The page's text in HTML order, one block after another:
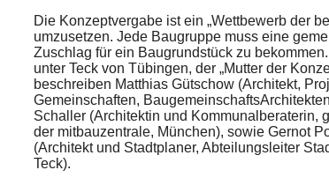
Die Konzeptvergabe ist ein „Wettbewerb der
umzusetzen. Jede Baugruppe muss eine
Zuschlag für ein Baugrundstück zu
unter Teck von Tübingen, der „Mutter der
beschreiben Matthias Gütschow (Architekt,
Gemeinschaften,
Schaller (Architektin und Kommunalberaterin,
der mitbauzentrale, München), sowie Gernot
(Architekt und Stadtplaner, Abteilungsleiter
Teck).